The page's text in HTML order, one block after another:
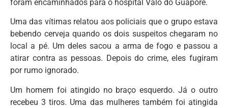
foram encaminhados para o hospital Valo do Guaporé.
Uma das vítimas relatou aos policiais que o grupo estava
bebendo cerveja quando os dois suspeitos chegaram no
local a pé. Um deles sacou a arma de fogo e passou a
atirar contra as pessoas. Depois do crime, eles fugiram
por rumo ignorado.
Um homem foi atingido no braço esquerdo. Já o outro
recebeu 3 tiros. Uma das mulheres também foi atingida